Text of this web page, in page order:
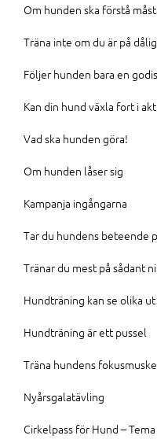
Om hunden ska förstå
Träna inte om du är på
Följer hunden bara en godis
Kan din hund växla fort i
Vad ska hunden göra!
Om hunden låser sig
Kampanja ingångarna
Tar du hundens beteende
Tränar du mest på sådant
Hundträning kan se olika ut
Hundträning är ett pussel
Träna hundens
Nyårsgalatävling
Cirkelpass för Hund –